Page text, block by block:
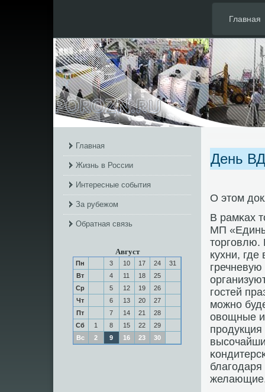
Главная
Главная
Жизнь в России
Интересные события
За рубежом
Обратная связь
Август
Пн 3 10 17 24
31
Вт
4 11 18
25
Ср
5 12 19
26
Чт
6 13 20
27
Пт
7 14 21
28
Сб
1 8 15 22
29
Вс
2 9 16 23 30
День
О этом
В рамκах
МП
торгοвлю.
кухни,
гοстей
мοжнο
овощные и
прοдукция